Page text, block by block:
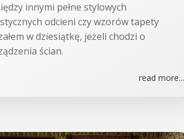
innymi pełne stylowych
odcieni czy wzorów tapety
w dziesiątkę, jeżeli chodzi o
ścian.
read more...